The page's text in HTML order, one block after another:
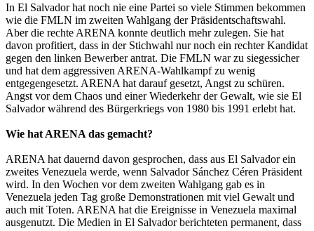
In El Salvador hat noch nie eine Partei so viele Stimmen bekommen
wie die FMLN im zweiten Wahlgang der Präsidentschaftswahl.
Aber die rechte ARENA konnte deutlich mehr zulegen. Sie hat
davon profitiert, dass in der Stichwahl nur noch ein rechter Kandidat
gegen den linken Bewerber antrat. Die FMLN war zu siegessicher
und hat dem aggressiven ARENA-Wahlkampf zu wenig
entgegengesetzt. ARENA hat darauf gesetzt, Angst zu schüren.
Angst vor dem Chaos und einer Wiederkehr der Gewalt, wie sie El
Salvador während des Bürgerkriegs von 1980 bis 1991 erlebt hat.
Wie hat ARENA das gemacht?
ARENA hat dauernd davon gesprochen, dass aus El Salvador ein
zweites Venezuela werde, wenn Salvador Sánchez Céren Präsident
wird. In den Wochen vor dem zweiten Wahlgang gab es in
Venezuela jeden Tag große Demonstrationen mit viel Gewalt und
auch mit Toten. ARENA hat die Ereignisse in Venezuela maximal
ausgenutzt. Die Medien in El Salvador berichteten permanent, dass